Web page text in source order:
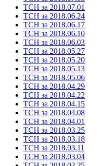
ТСН за 2018.07.01
ТСН за 2018.06.24
ТСН за 2018.06.17
ТСН за 2018.06.10
ТСН за 2018.06.03
ТСН за 2018.05.27
ТСН за 2018.05.20
ТСН за 2018.05.13
ТСН за 2018.05.06
ТСН за 2018.04.29
ТСН за 2018.04.22
ТСН за 2018.04.15
ТСН за 2018.04.08
ТСН за 2018.04.01
ТСН за 2018.03.25
ТСН за 2018.03.18
ТСН за 2018.03.11
ТСН за 2018.03.04